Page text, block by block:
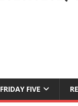
FRIDAY FIVE